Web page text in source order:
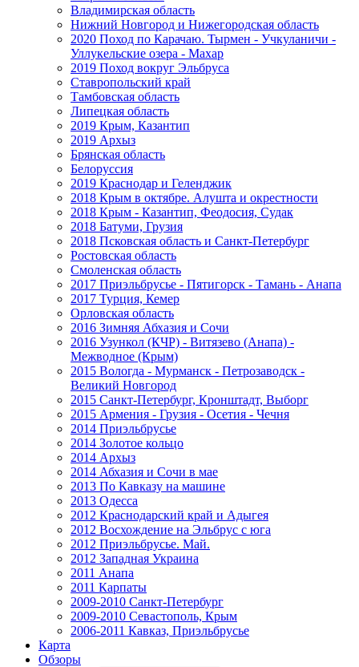
Владимирская область
Нижний Новгород и Нижегородская область
2020 Поход по Карачаю. Тырмен - Учкуланичи -
Уллукельские озера - Махар
2019 Поход вокруг Эльбруса
Ставропольский край
Тамбовская область
Липецкая область
2019 Крым, Казантип
2019 Архыз
Брянская область
Белоруссия
2019 Краснодар и Геленджик
2018 Крым в октябре. Алушта и окрестности
2018 Крым - Казантип, Феодосия, Судак
2018 Батуми, Грузия
2018 Псковская область и Санкт-Петербург
Ростовская область
Смоленская область
2017 Приэльбрусье - Пятигорск - Тамань - Анапа
2017 Турция, Кемер
Орловская область
2016 Зимняя Абхазия и Сочи
2016 Узункол (КЧР) - Витязево (Анапа) -
Межводное (Крым)
2015 Вологда - Мурманск - Петрозаводск -
Великий Новгород
2015 Санкт-Петербург, Кронштадт, Выборг
2015 Армения - Грузия - Осетия - Чечня
2014 Приэльбрусье
2014 Золотое кольцо
2014 Архыз
2014 Абхазия и Сочи в мае
2013 По Кавказу на машине
2013 Одесса
2012 Краснодарский край и Адыгея
2012 Восхождение на Эльбрус с юга
2012 Приэльбрусье. Май.
2012 Западная Украина
2011 Анапа
2011 Карпаты
2009-2010 Санкт-Петербург
2009-2010 Севастополь, Крым
2006-2011 Кавказ, Приэльбрусье
Карта
Обзоры